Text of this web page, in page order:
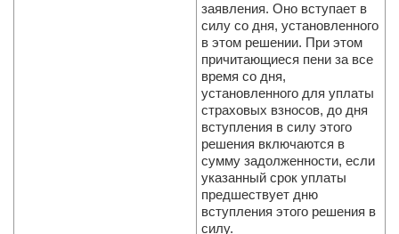
заявления. Оно вступает в
силу со дня, установленного
в этом решении. При этом
причитающиеся пени за все
время со дня,
установленного для уплаты
страховых взносов, до дня
вступления в силу этого
решения включаются в
сумму задолженности, если
указанный срок уплаты
предшествует дню
вступления этого решения в
силу.